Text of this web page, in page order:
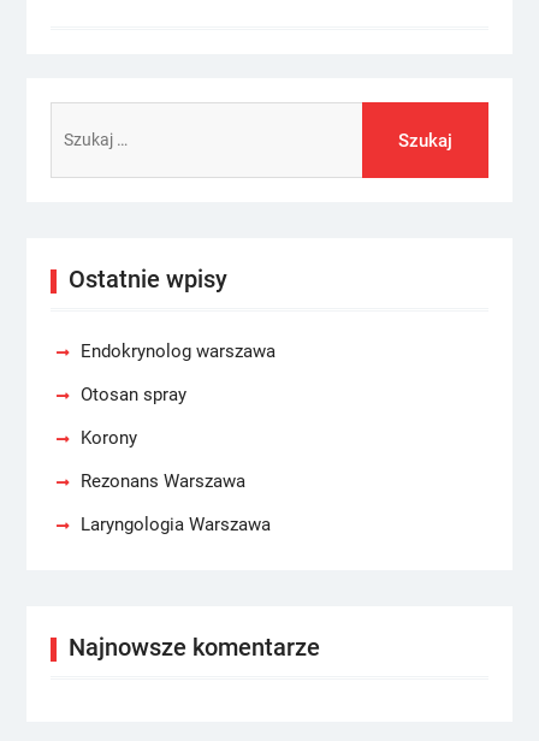
Ostatnie wpisy
Endokrynolog warszawa
Otosan spray
Korony
Rezonans Warszawa
Laryngologia Warszawa
Najnowsze komentarze